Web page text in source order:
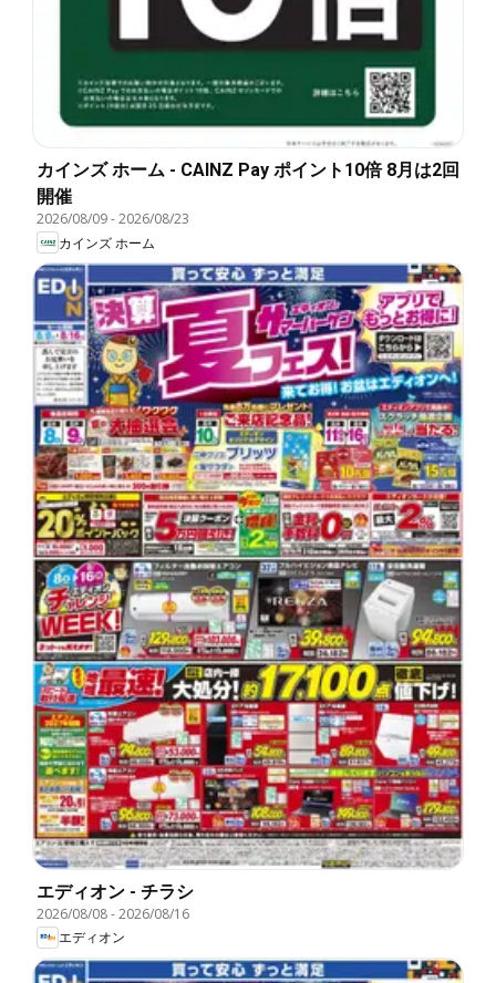
カインズ ホーム - CAINZ Pay ポイント10倍 8月は2回
開催
2026/08/09-2026/08/23
カインズ ホーム
エディオン - チラシ
2026/08/08-2026/08/16
エディオン